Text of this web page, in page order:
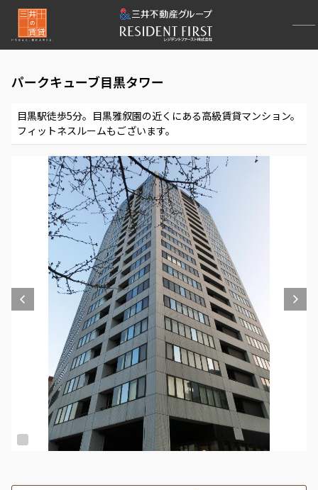
パークキューブ目黒タワー
目黒駅徒歩5分。目黒雅叙園の近くにある高級賃貸マンション。
フィットネスルームもございます。